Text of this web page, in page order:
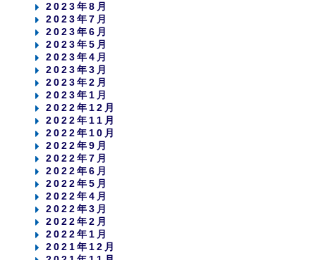
2023年8月
2023年7月
2023年6月
2023年5月
2023年4月
2023年3月
2023年2月
2023年1月
2022年12月
2022年11月
2022年10月
2022年9月
2022年7月
2022年6月
2022年5月
2022年4月
2022年3月
2022年2月
2022年1月
2021年12月